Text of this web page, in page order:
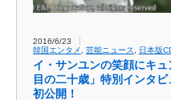
2016/6/23
韓国エンタメ
芸能ニュース 日本版
イ・サンユンの笑顔にキ
目の二十歳」特別インタビ
初公開！